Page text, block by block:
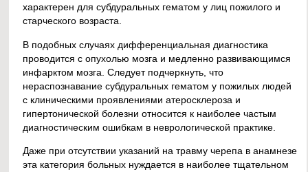
характерен для субдуральных гематом у лиц пожилого и
старческого возраста.
В подобных случаях дифференциальная диагностика
проводится с опухолью мозга и медленно развивающимся
инфарктом мозга. Следует подчеркнуть, что
нераспознавание субдуральных гематом у пожилых людей
с клиническими проявлениями атеросклероза и
гипертонической болезни относится к наиболее частым
диагностическим ошибкам в неврологической практике.
Даже при отсутствии указаний на травму черепа в анамнезе
эта категория больных нуждается в наиболее тщательном